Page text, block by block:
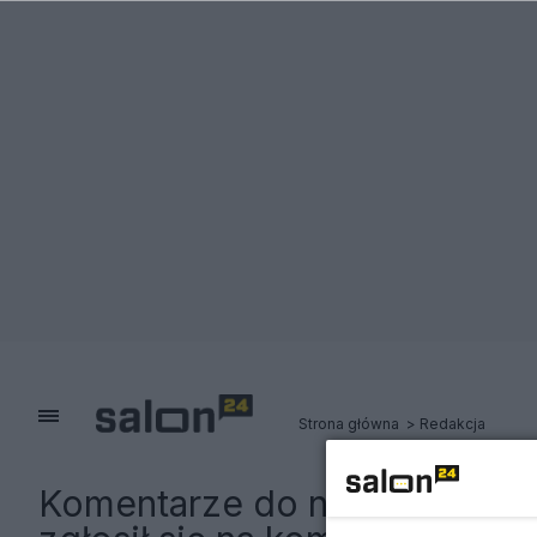
Strona główna Redakcja
Komentarze do notki: